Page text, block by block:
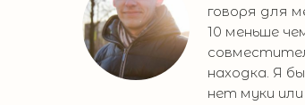
говоря для
10 меньше
находка. Я
нет муки или